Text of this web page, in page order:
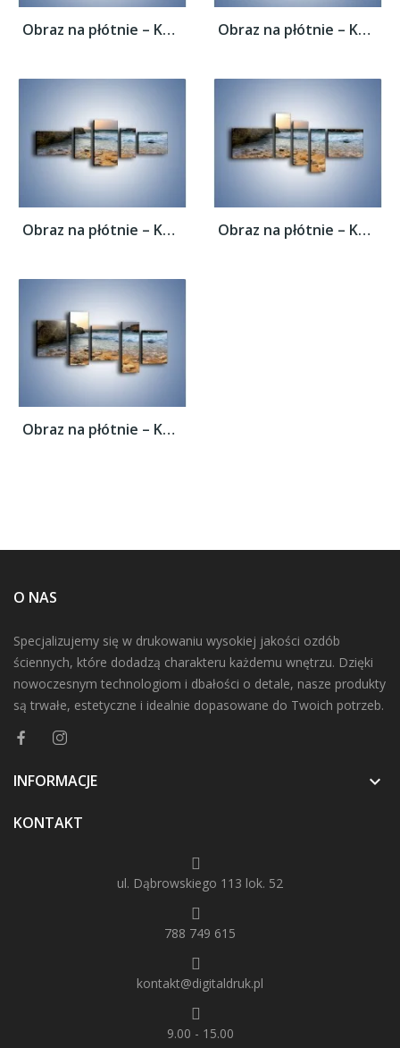
Obraz na płótnie – Kamienista plaża o... Obraz na płótnie – Kamienista plaża o...
Obraz na płótnie – Kamienista plaża o... Obraz na płótnie – Kamienista plaża o...
Obraz na płótnie – Kamienista plaża o...
O NAS
Specjalizujemy się w drukowaniu wysokiej jakości ozdób
ściennych, które dodadzą charakteru każdemu wnętrzu. Dzięki
nowoczesnym technologiom i dbałości o detale, nasze produkty
są trwałe, estetyczne i idealnie dopasowane do Twoich potrzeb.
INFORMACJE 
KONTAKT
ul. Dąbrowskiego 113 lok. 52
788 749 615
kontakt@digitaldruk.pl
9.00 - 15.00